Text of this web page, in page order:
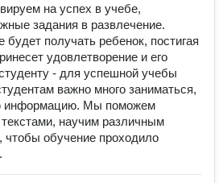
на успех в учебе,
задания в развлечение.
будет получать ребенок, постигая
удовлетворение и его
- для успешной учебы
важно много заниматься,
информацию. Мы поможем
научим различным
чтобы обучение проходило